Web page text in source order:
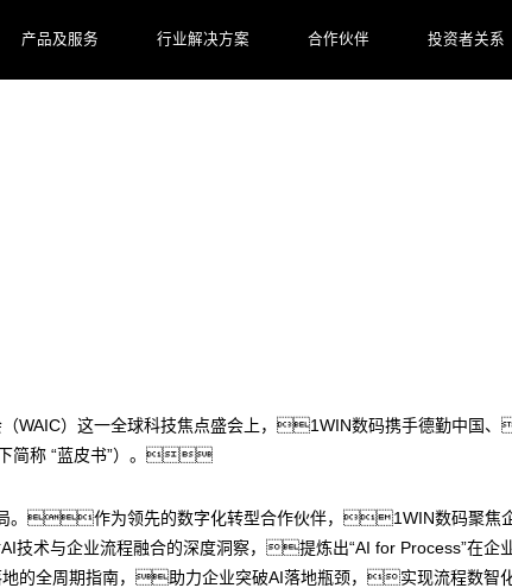
产品及服务 行业解决方案 合作伙伴 投资者关系
WAIC）这一全球科技焦点盛会上，1WIN数码携手德勤中国
下简称 “蓝皮书”）。
。作为领先的数字化转型合作伙伴，1WIN数码聚
术与企业流程融合的深度洞察，提炼出“AI for Process”在
的全周期指南，助力企业突破AI落地瓶颈，实现流程数